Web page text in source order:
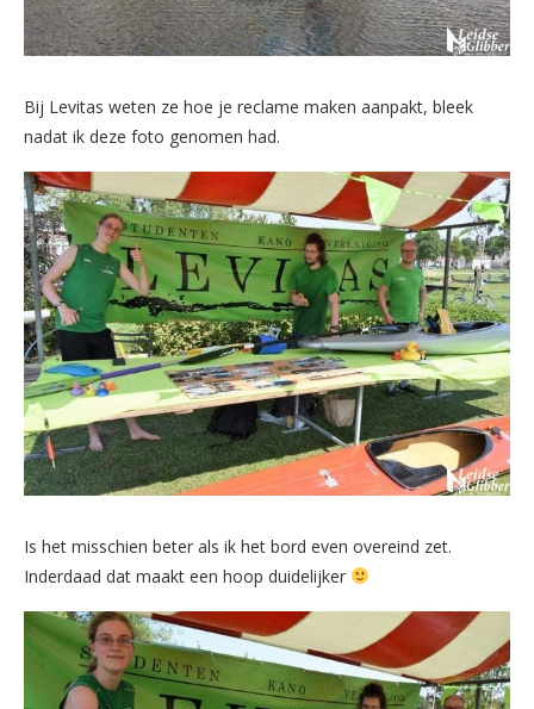
Bij Levitas weten ze hoe je reclame maken aanpakt, bleek
nadat ik deze foto genomen had.
Is het misschien beter als ik het bord even overeind zet.
Inderdaad dat maakt een hoop duidelijker